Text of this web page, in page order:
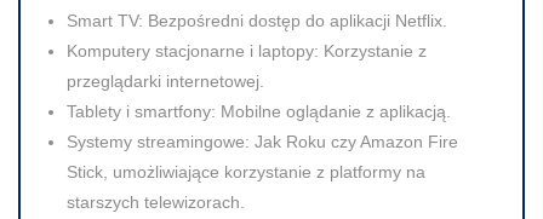
Smart TV: Bezpośredni dostęp do aplikacji Netflix.
Komputery stacjonarne i laptopy: Korzystanie z
przeglądarki internetowej.
Tablety i smartfony: Mobilne oglądanie z aplikacją.
Systemy streamingowe: Jak Roku czy Amazon Fire
Stick, umożliwiające korzystanie z platformy na
starszych telewizorach.